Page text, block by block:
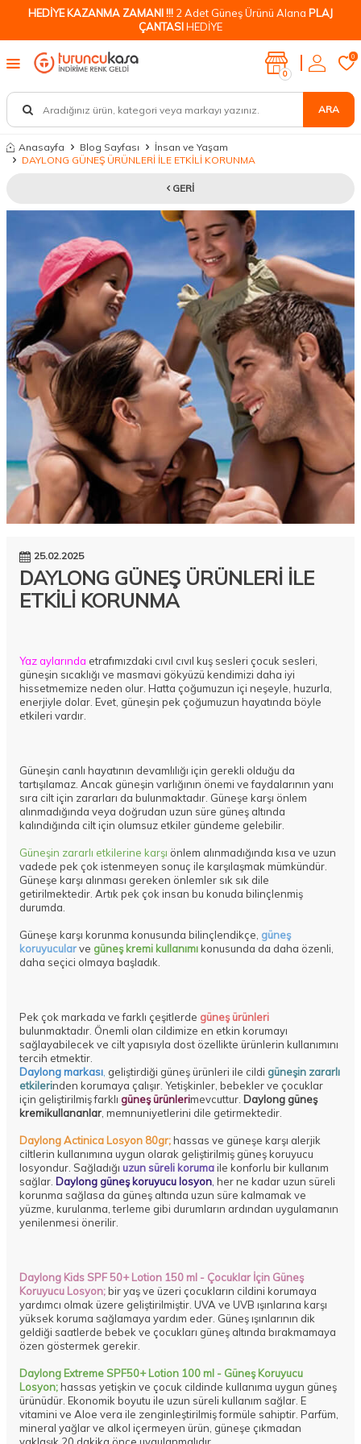
HEDİYE KAZANMA ZAMANI !!! 2 Adet Güneş Ürünü Alana PLAJ
ÇANTASIHEDİYE
ARA
0
0
Anasayfa Blog Sayfası
İnsan ve Yaşam
DAYLONG GÜNEŞ ÜRÜNLERİ İLE ETKİLİ KORUNMA
GERI
25.02.2025
DAYLONG GÜNEŞ ÜRÜNLERİ İLE
ETKİLİ KORUNMA
Yaz aylarında etrafımızdaki cıvıl cıvıl kuş sesleri çocuk sesleri,
güneşin sıcaklığı ve masmavi gökyüzü kendimizi daha iyi
hissetmemize neden olur. Hatta çoğumuzun içi neşeyle, huzurla,
enerjiyle dolar. Evet, güneşin pek çoğumuzun hayatında böyle
etkileri vardır.
Güneşin canlı hayatının devamlılığı için gerekli olduğu da
tartışılamaz. Ancak güneşin varlığının önemi ve faydalarının yanı
sıra cilt için zararları da bulunmaktadır. Güneşe karşı önlem
alınmadığında veya doğrudan uzun süre güneş altında
kalındığında cilt için olumsuz etkiler gündeme gelebilir.
Güneşin zararlı etkilerine karşı önlem alınmadığında kısa ve uzun
vadede pek çok istenmeyen sonuç ile karşılaşmak mümkündür.
Güneşe karşı alınması gereken önlemler sık sık dile
getirilmektedir. Artık pek çok insan bu konuda bilinçlenmiş
durumda.
Güneşe karşı korunma konusunda bilinçlendikçe, güneş
koruyucularve güneş kremi kullanımıkonusunda da daha özenli,
daha seçici olmaya başladık.
Pek çok markada ve farklı çeşitlerde güneş ürünleri
bulunmaktadır. Önemli olan cildimize en etkin korumayı
sağlayabilecek ve cilt yapısıyla dost özellikte ürünlerin kullanımını
tercih etmektir.
Daylong markası, geliştirdiği güneş ürünleri ile cildi güneşin zararlı
etkilerinden korumaya çalışır. Yetişkinler, bebekler ve çocuklar
için geliştirilmiş farklı güneş ürünlerimevcuttur. Daylong güneş
kremikullananlar, memnuniyetlerini dile getirmektedir.
Daylong Actinica Losyon 80gr;hassas ve güneşe karşı alerjik
ciltlerin kullanımına uygun olarak geliştirilmiş güneş koruyucu
losyondur. Sağladığı uzun süreli korumaile konforlu bir kullanım
sağlar. Daylong güneş koruyucu losyon, her ne kadar uzun süreli
korunma sağlasa da güneş altında uzun süre kalmamak ve
yüzme, kurulanma, terleme gibi durumların ardından uygulamanın
yenilenmesi önerilir.
Daylong Kids SPF 50+ Lotion 150 ml - Çocuklar İçin Güneş
Koruyucu Losyon;bir yaş ve üzeri çocukların cildini korumaya
yardımcı olmak üzere geliştirilmiştir. UVA ve UVB ışınlarına karşı
yüksek koruma sağlamaya yardım eder. Güneş ışınlarının dik
geldiği saatlerde bebek ve çocukları güneş altında bırakmamaya
özen göstermek gerekir.
Daylong Extreme SPF50+ Lotion 100 ml - Güneş Koruyucu
Losyon;hassas yetişkin ve çocuk cildinde kullanıma uygun güneş
ürünüdür. Ekonomik boyutu ile uzun süreli kullanım sağlar. E
vitamini ve Aloe vera ile zenginleştirilmiş formüle sahiptir. Parfüm,
mineral yağlar ve alkol içermeyen ürün, güneşe çıkmadan